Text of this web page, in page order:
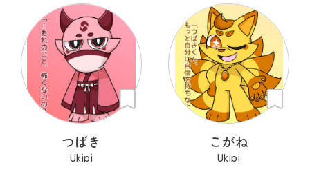
つばき
Ukipi
こがね
Ukipi